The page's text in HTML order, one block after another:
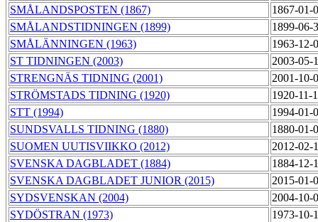
SMÅLANDSPOSTEN (1867)
1867-01-
SMÅLANDSTIDNINGEN (1899)
1899-06-
SMÅLÄNNINGEN (1963)
1963-12-
ST TIDNINGEN (2003)
2003-05-
STRENGNÄS TIDNING (2001)
2001-10-
STRÖMSTADS TIDNING (1920)
1920-11-
STT (1994)
1994-01-
SUNDSVALLS TIDNING (1880)
1880-01-
SUOMEN UUTISVIIKKO (2012)
2012-02-
SVENSKA DAGBLADET (1884)
1884-12-
SVENSKA DAGBLADET JUNIOR (2015)
2015-01-
SYDSVENSKAN (2004)
2004-10-
SYDÖSTRAN (1973)
1973-10-